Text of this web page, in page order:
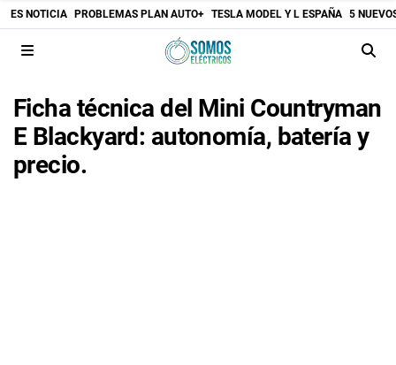
ES NOTICIA PROBLEMAS PLAN AUTO+ TESLA MODEL Y L ESPAÑA 5
Ficha técnica del Mini Countryman
E Blackyard: autonomía, batería y
precio.